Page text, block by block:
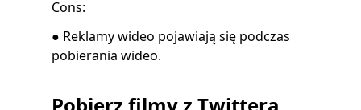
Cons:
● Reklamy wideo pojawiają się podczas
pobierania wideo.